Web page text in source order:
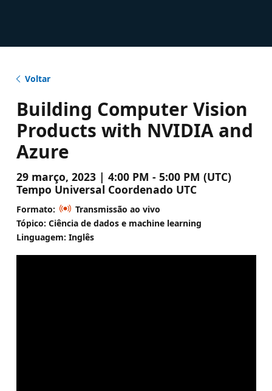
Voltar
Building Computer Vision
Products with NVIDIA and
Azure
29 março, 2023 | 4:00 PM - 5:00 PM (UTC)
Tempo Universal Coordenado UTC
Formato:
Transmissão ao vivo
Tópico: Ciência de dados e machine learning
Linguagem: Inglês